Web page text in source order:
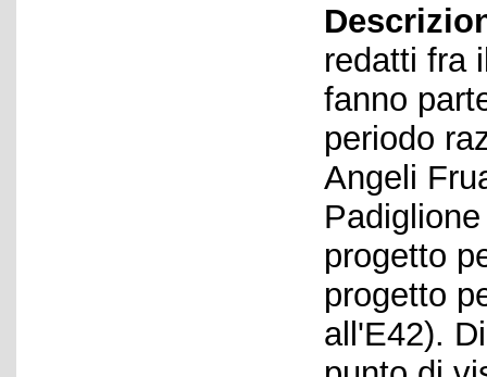
redatti fra
fanno
periodo
Angeli
progetto
progetto
all'E42).